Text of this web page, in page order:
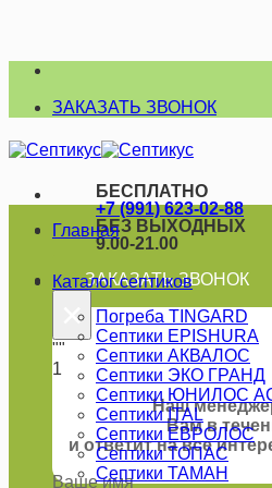
Skip
contentЗАКАЗАТЬ ЗВОНОК
БЕСПЛАТНО
+7 (991) 623-02-88
БЕЗ ВЫХОДНЫХ
9.00-21.00
ЗАКАЗАТЬ ЗВОНОК
×
""
1
Наш
Вам в
и ответит на все
Ваше имя
Главная
Каталог септиков
Погреба TINGARD
Септики EPISHURA
Септики АКВАЛОС
Септики ЭКО ГРАНД
Септики ЮНИЛОС
Септики ITAL
Септики ЕВРОЛОС
Септики ТОПАС
Септики ТАМАН